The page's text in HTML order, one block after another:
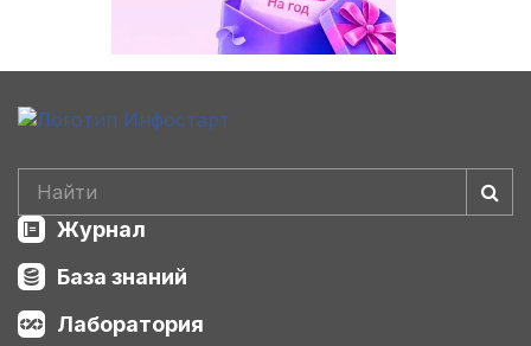
Журнал
База знаний
Лаборатория